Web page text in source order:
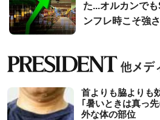
た...オルカンで
ンフレ時こそ強
首よりも脇よりも
｢暑いときは真っ
外な体の部位